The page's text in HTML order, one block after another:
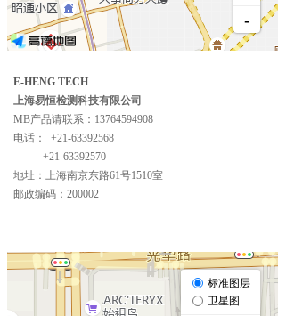
E-HENG TECH
上海易恒检测科技有限公司
MB产品请联系：13764594908
电话： +21-63392568
+21-63392570
地址：上海南京东路61号1510室
邮政编码：200002